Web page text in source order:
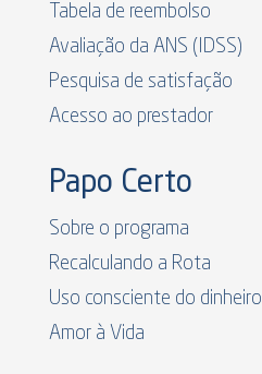
Tabela de reembolso
Avaliação da ANS (IDSS)
Pesquisa de satisfação
Acesso ao prestador
Papo Certo
Sobre o programa
Recalculando a Rota
Uso consciente do dinheiro
Amor à Vida